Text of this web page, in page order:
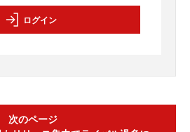
ログイン
次のページ